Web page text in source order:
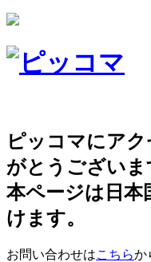
ピッコマにア
がとうございま
本ページは日本
けます。
お問い合わせはこちらか